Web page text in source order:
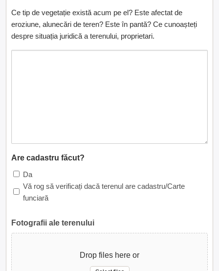
Ce tip de vegetație există acum pe el? Este afectat de
eroziune, alunecări de teren? Este în pantă? Ce cunoașteți
despre situația juridică a terenului, proprietari.
Are cadastru făcut?
Da
Vă rog să verificați dacă terenul are cadastru/Carte
funciară
Fotografii ale terenului
Drop files here or